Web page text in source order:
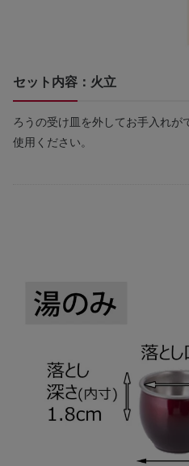
セット内容：火立
ろうの受け皿を外してお手入れ
使用ください。